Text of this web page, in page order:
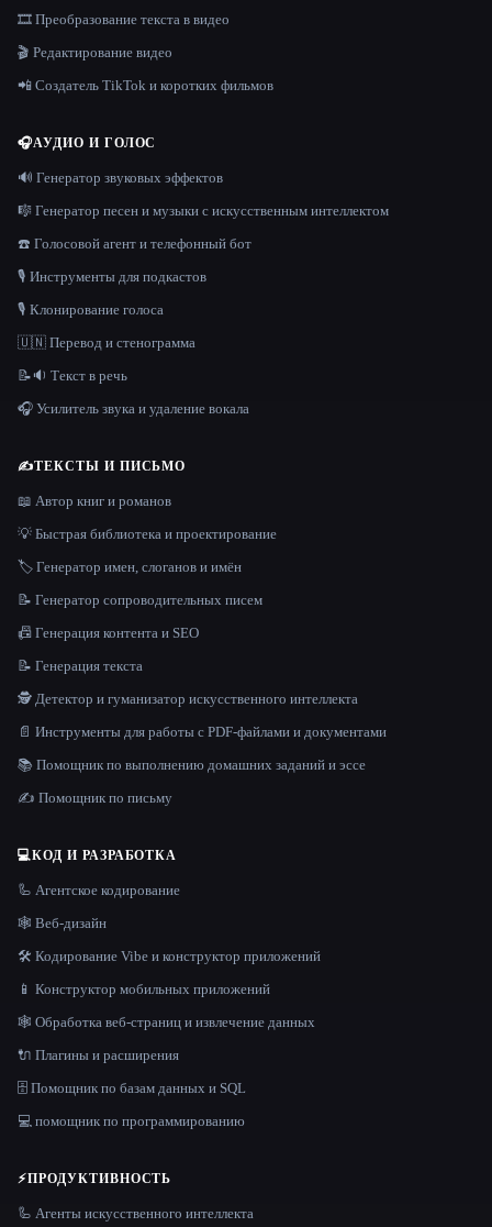
🎞️ Преобразование текста в видео
🎬 Редактирование видео
📲 Создатель TikTok и коротких фильмов
🎧АУДИО И ГОЛОС
🔊 Генератор звуковых эффектов
🎼 Генератор песен и музыки с искусственным интеллектом
☎️ Голосовой агент и телефонный бот
🎙️ Инструменты для подкастов
🎙️ Клонирование голоса
🇺🇳 Перевод и стенограмма
📝🔉 Текст в речь
🎧 Усилитель звука и удаление вокала
✍️ТЕКСТЫ И ПИСЬМО
📖 Автор книг и романов
💡 Быстрая библиотека и проектирование
🏷️ Генератор имен, слоганов и имён
📝 Генератор сопроводительных писем
📠 Генерация контента и SEO
📝 Генерация текста
🕵️ Детектор и гуманизатор искусственного интеллекта
📄 Инструменты для работы с PDF-файлами и документами
📚 Помощник по выполнению домашних заданий и эссе
✍️ Помощник по письму
💻КОД И РАЗРАБОТКА
🦾 Агентское кодирование
🕸 Веб-дизайн
🛠️ Кодирование Vibe и конструктор приложений
📱 Конструктор мобильных приложений
🕸️ Обработка веб-страниц и извлечение данных
🔌 Плагины и расширения
🗄️ Помощник по базам данных и SQL
💻 помощник по программированию
⚡ПРОДУКТИВНОСТЬ
🦾 Агенты искусственного интеллекта